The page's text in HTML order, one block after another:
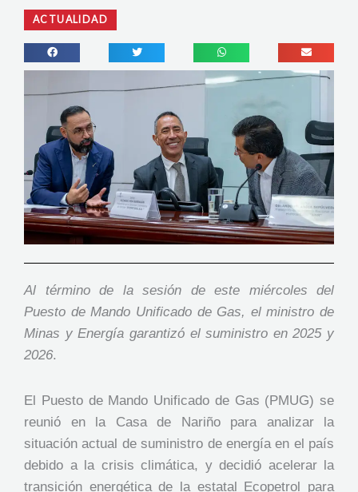
ACTUALIDAD
Al término de la sesión de este miércoles del
Puesto de Mando Unificado de Gas, el ministro de
Minas y Energía garantizó el suministro en 2025 y
2026.
El Puesto de Mando Unificado de Gas (PMUG) se
reunió en la Casa de Nariño para analizar la
situación actual de suministro de energía en el país
debido a la crisis climática, y decidió acelerar la
transición energética de la estatal Ecopetrol para